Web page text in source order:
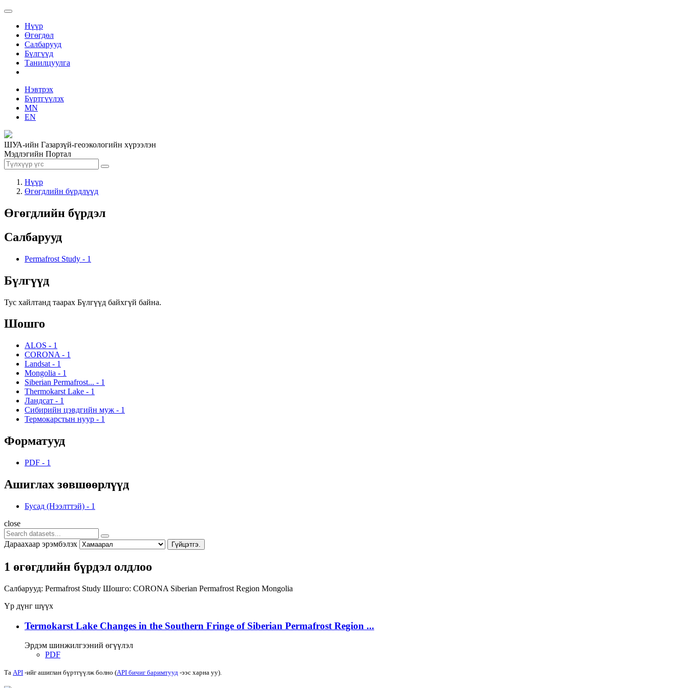
Нүүр
Өгөгдөл
Салбарууд
Бүлгүүд
Танилцуулга
Нэвтрэх
Бүртгүүлэх
MN
EN
ШУА-ийн Газарзүй-геоэкологийн хүрээлэн
Мэдлэгийн Портал
Нүүр
Өгөгдлийн бүрдлүүд
Өгөгдлийн бүрдэл
Салбарууд
Permafrost Study - 1
Бүлгүүд
Тус хайлтанд таарах Бүлгүүд байхгүй байна.
Шошго
ALOS - 1
CORONA - 1
Landsat - 1
Mongolia - 1
Siberian Permafrost... - 1
Thermokarst Lake - 1
Ландсат - 1
Сибирийн цэвдгийн муж - 1
Термокарстын нуур - 1
Форматууд
PDF - 1
Ашиглах зөвшөөрлүүд
Бусад (Нээлттэй) - 1
close
Дараахаар эрэмбэлэх Гүйцэтгэ.
1 өгөгдлийн бүрдэл олдлоо
Салбарууд: Permafrost Study Шошго: CORONA Siberian Permafrost Region Mongolia
Үр дүнг шүүх
Termokarst Lake Changes in the Southern Fringe of Siberian Permafrost Region ...
Эрдэм шинжилгээний өгүүлэл
PDF
Та API -ийг ашиглан бүртгүүлж болно (API бичиг баримтууд -ээс харна уу).